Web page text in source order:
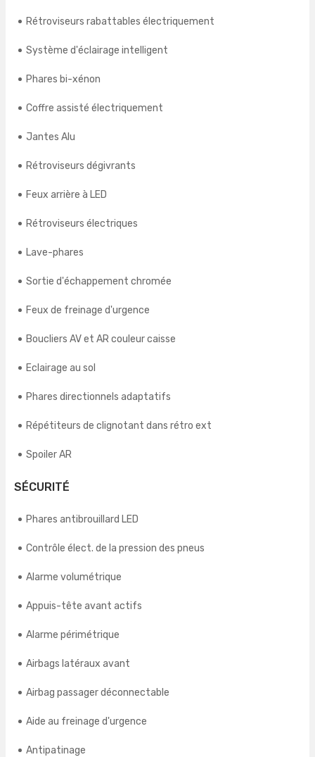
Rétroviseurs rabattables électriquement
Système d'éclairage intelligent
Phares bi-xénon
Coffre assisté électriquement
Jantes Alu
Rétroviseurs dégivrants
Feux arrière à LED
Rétroviseurs électriques
Lave-phares
Sortie d'échappement chromée
Feux de freinage d'urgence
Boucliers AV et AR couleur caisse
Eclairage au sol
Phares directionnels adaptatifs
Répétiteurs de clignotant dans rétro ext
Spoiler AR
SÉCURITÉ
Phares antibrouillard LED
Contrôle élect. de la pression des pneus
Alarme volumétrique
Appuis-tête avant actifs
Alarme périmétrique
Airbags latéraux avant
Airbag passager déconnectable
Aide au freinage d'urgence
Antipatinage